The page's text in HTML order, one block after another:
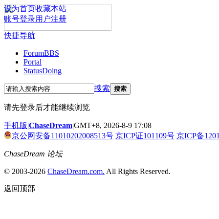
设为首页收藏本站
账号登录用户注册
快捷导航
ForumBBS
Portal
StatusDoing
搜索 搜索
请先登录后才能继续浏览
手机版|ChaseDream|GMT+8, 2026-8-9 17:08
京公网安备11010202008513号 京ICP证101109号 京ICP备
ChaseDream 论坛
© 2003-2026 ChaseDream.com. All Rights Reserved.
返回顶部